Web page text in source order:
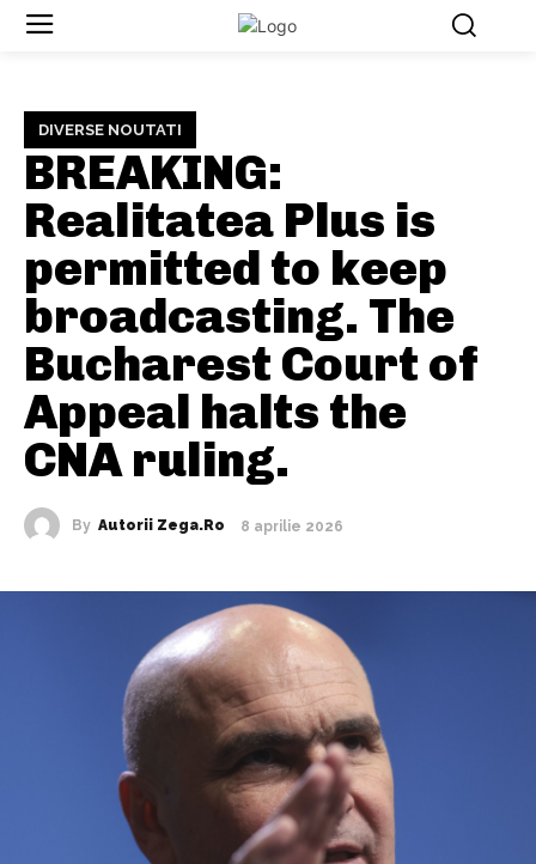
DIVERSE NOUTATI
BREAKING:
Realitatea Plus is
permitted to keep
broadcasting. The
Bucharest Court of
Appeal halts the
CNA ruling.
By Autorii Zega.ro 8 aprilie 2026